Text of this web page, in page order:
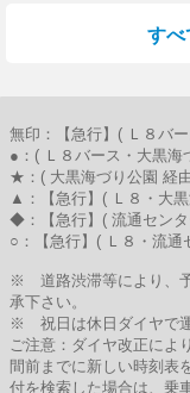
すべ
無印：【急行】( Ｌ８バ
●：( Ｌ８バース・大黒海
★：( 大黒海づり公園 経
▲：【急行】( Ｌ８・大
◆：【急行】( 流通セン
○：【急行】( Ｌ８・流通
※ 道路渋滞等により、
承下さい。
※ 祝日は休日ダイヤで運
ご注意：ダイヤ改正によ
間前までに新しい時刻表
付を検索した場合は、乗